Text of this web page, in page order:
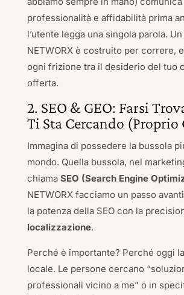
professionalità e affidabilità prima
l’utente legga una singola parola.
NETWORX è costruito per correre,
ogni frizione tra il desiderio del tuo
offerta.
2. SEO & GEO: Farsi
Ti Sta Cercando (Proprio
Immagina di possedere la bussola
mondo. Quella bussola, nel
chiama SEO (Search Engine
NETWORX facciamo un passo
la potenza della SEO con la
localizzazione.
Perché è importante? Perché oggi
locale. Le persone cercano
professionali vicino a me” o in